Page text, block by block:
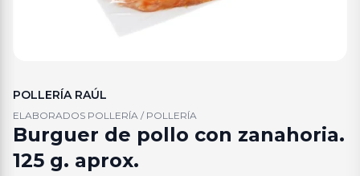
POLLERÍA RAÚL
ELABORADOS POLLERÍA / POLLERÍA
Burguer de pollo con zanahoria.
125 g. aprox.